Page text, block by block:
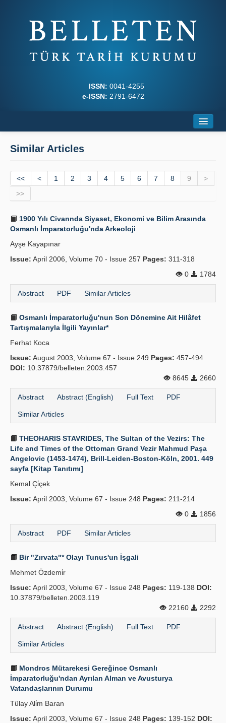
ISSN: 0041-4255
e-ISSN: 2791-6472
Journal Boards
Writing Rules
Principles
Guidelines
Similar Articles
<< < 1 2 3 4 5 6 7 8 9
>
>>
1900 Yılı Civannda Siyaset, Ekonomi ve Bilim Arasında
Osmanlı İmparatorluğu'nda Arkeoloji
Ayşe Kayapınar
Issue: April 2006, Volume 70 - Issue 257 Pages: 311-318
0
1784
Abstract PDF Similar Articles
Osmanlı İmparatorluğu'nun Son Dönemine Ait Hilâfet
Tartışmalarıyla İlgili Yayınlar*
Ferhat Koca
Issue: August 2003, Volume 67 - Issue 249 Pages: 457-494
DOI: 10.37879/belleten.2003.457
8645
2660
Abstract Abstract (English) Full Text PDF
Similar Articles
THEOHARIS STAVRIDES, The Sultan of the Vezirs: The
Life and Times of the Ottoman Grand Vezir Mahmud Paşa
Angelovic (1453-1474), Brill-Leiden-Boston-Köln, 2001. 449
sayfa [Kitap Tanıtımı]
Kemal Çi̇çek
Issue: April 2003, Volume 67 - Issue 248 Pages: 211-214
0
1856
Abstract PDF Similar Articles
Bir "Zırvata"* Olayı Tunus'un İşgali
Mehmet Özdemi̇r
Issue: April 2003, Volume 67 - Issue 248 Pages: 119-138 DOI:
10.37879/belleten.2003.119
22160
2292
Abstract Abstract (English) Full Text PDF
Similar Articles
Mondros Mütarekesi Gereğince Osmanlı
İmparatorluğu'ndan Ayrılan Alman ve Avusturya
Vatandaşlarının Durumu
Tülay Ali̇m Baran
Issue: April 2003, Volume 67 - Issue 248 Pages: 139-152 DOI: